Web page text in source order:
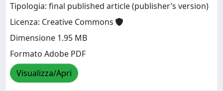
Tipologia: final published article (publisher’s version)
Licenza: Creative Commons
Dimensione 1.95 MB
Formato Adobe PDF
Visualizza/Apri